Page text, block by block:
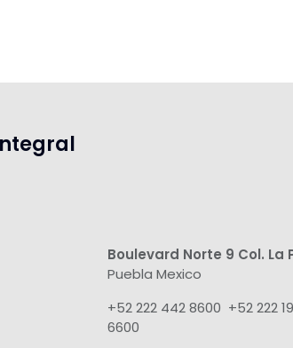
Boulevard Norte 9 Col. La
Puebla Mexico
+52 222 442 8600 +52 222
6600